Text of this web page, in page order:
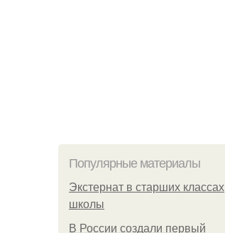
Популярные материалы
Экстернат в старших классах
школы
В России создали первый